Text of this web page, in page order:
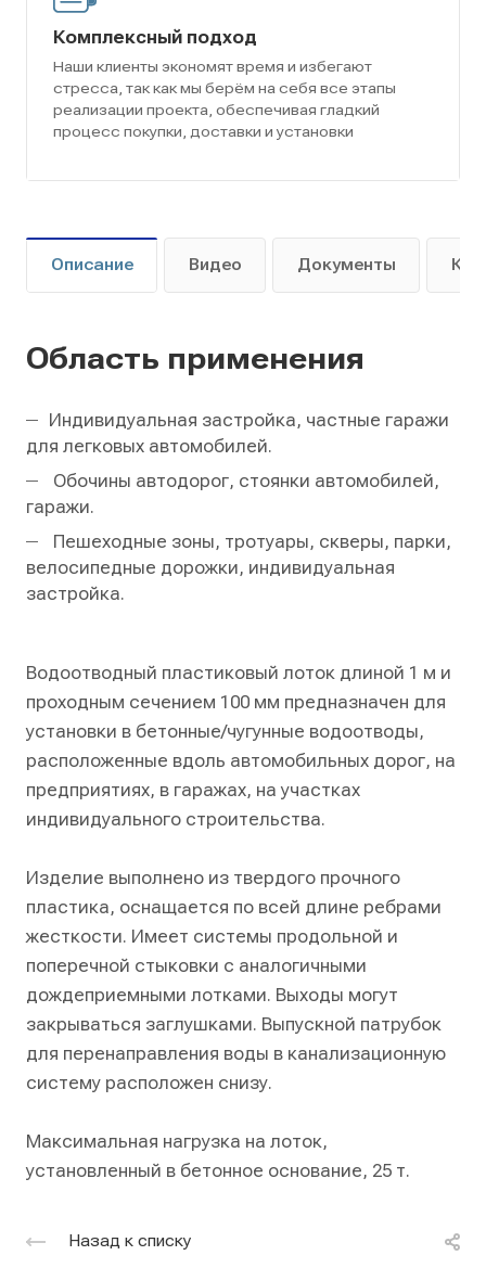
Комплексный подход
Наши клиенты экономят время и избегают
стресса, так как мы берём на себя все этапы
реализации проекта, обеспечивая гладкий
процесс покупки, доставки и установки
Описание Видео Документы Как
Область применения
Индивидуальная застройка, частные гаражи
для легковых автомобилей.
Обочины автодорог, стоянки автомобилей,
гаражи.
Пешеходные зоны, тротуары, скверы, парки,
велосипедные дорожки, индивидуальная
застройка.
Водоотводный пластиковый лоток длиной 1 м и
проходным сечением 100 мм предназначен для
установки в бетонные/чугунные водоотводы,
расположенные вдоль автомобильных дорог, на
предприятиях, в гаражах, на участках
индивидуального строительства.
Изделие выполнено из твердого прочного
пластика, оснащается по всей длине ребрами
жесткости. Имеет системы продольной и
поперечной стыковки с аналогичными
дождеприемными лотками. Выходы могут
закрываться заглушками. Выпускной патрубок
для перенаправления воды в канализационную
систему расположен снизу.
Максимальная нагрузка на лоток,
установленный в бетонное основание, 25 т.
Назад к списку